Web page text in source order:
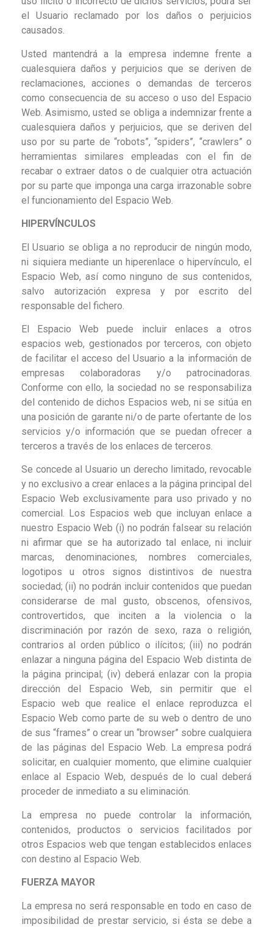
el Usuario reclamado por los daños o perjuicios
causados.
Usted mantendrá a la empresa indemne frente a
cualesquiera daños y perjuicios que se deriven de
reclamaciones, acciones o demandas de terceros
como consecuencia de su acceso o uso del Espacio
Web. Asimismo, usted se obliga a indemnizar frente a
cualesquiera daños y perjuicios, que se deriven del
uso por su parte de “robots”, “spiders”, “crawlers” o
herramientas similares empleadas con el fin de
recabar o extraer datos o de cualquier otra actuación
por su parte que imponga una carga irrazonable sobre
el funcionamiento del Espacio Web.
HIPERVÍNCULOS
El Usuario se obliga a no reproducir de ningún modo,
ni siquiera mediante un hiperenlace o hipervínculo, el
Espacio Web, así como ninguno de sus contenidos,
salvo autorización expresa y por escrito del
responsable del fichero.
El Espacio Web puede incluir enlaces a otros
espacios web, gestionados por terceros, con objeto
de facilitar el acceso del Usuario a la información de
empresas colaboradoras y/o patrocinadoras.
Conforme con ello, la sociedad no se responsabiliza
del contenido de dichos Espacios web, ni se sitúa en
una posición de garante ni/o de parte ofertante de los
servicios y/o información que se puedan ofrecer a
terceros a través de los enlaces de terceros.
Se concede al Usuario un derecho limitado, revocable
y no exclusivo a crear enlaces a la página principal del
Espacio Web exclusivamente para uso privado y no
comercial. Los Espacios web que incluyan enlace a
nuestro Espacio Web (i) no podrán falsear su relación
ni afirmar que se ha autorizado tal enlace, ni incluir
marcas, denominaciones, nombres comerciales,
logotipos u otros signos distintivos de nuestra
sociedad; (ii) no podrán incluir contenidos que puedan
considerarse de mal gusto, obscenos, ofensivos,
controvertidos, que inciten a la violencia o la
discriminación por razón de sexo, raza o religión,
contrarios al orden público o ilícitos; (iii) no podrán
enlazar a ninguna página del Espacio Web distinta de
la página principal; (iv) deberá enlazar con la propia
dirección del Espacio Web, sin permitir que el
Espacio web que realice el enlace reproduzca el
Espacio Web como parte de su web o dentro de uno
de sus “frames” o crear un “browser” sobre cualquiera
de las páginas del Espacio Web. La empresa podrá
solicitar, en cualquier momento, que elimine cualquier
enlace al Espacio Web, después de lo cual deberá
proceder de inmediato a su eliminación.
La empresa no puede controlar la información,
contenidos, productos o servicios facilitados por
otros Espacios web que tengan establecidos enlaces
con destino al Espacio Web.
FUERZA MAYOR
La empresa no será responsable en todo en caso de
imposibilidad de prestar servicio, si ésta se debe a